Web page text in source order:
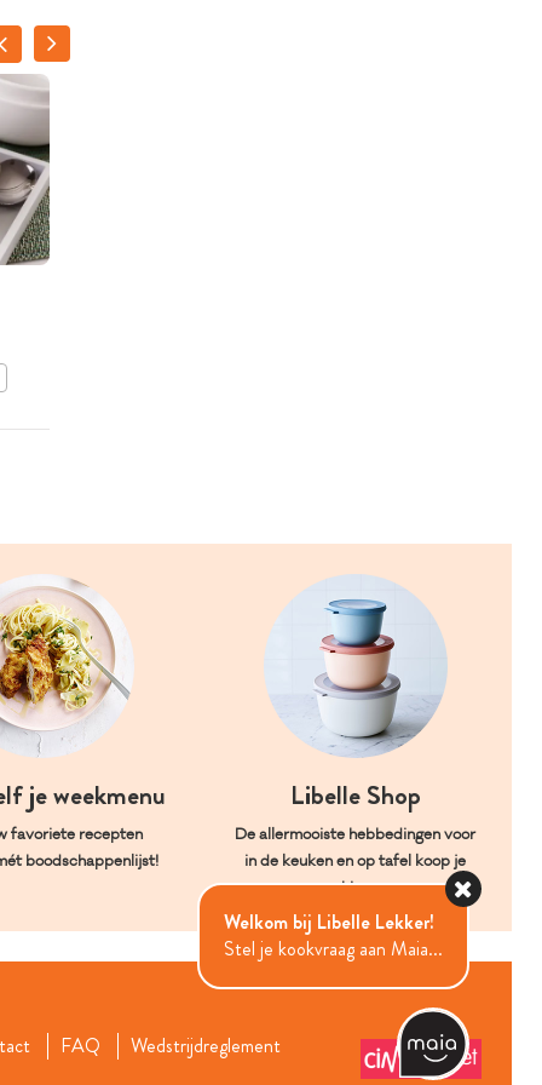
je weekmenu
favoriete recepten
boodschappenlijst!
Libelle Shop
De allermooiste hebbedingen voor
in de keuken en op tafel koop je
hier.
FAQ Wedstrijdreglement
Welkom bij Libelle Lekker!
Stel je kookvraag aan Maia...